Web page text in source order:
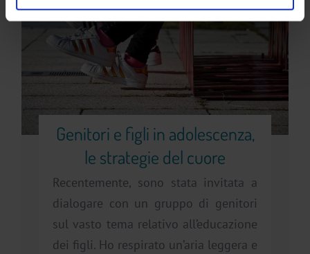
Genitori e figli in adolescenza,
le strategie del cuore
Recentemente, sono stata invitata a
dialogare con un gruppo di genitori
sul vasto tema relativo all’educazione
dei figli. Ho respirato un’aria leggera e